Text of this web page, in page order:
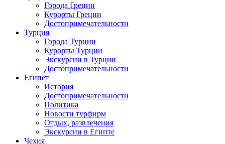
Города Греции
Курорты Греции
Достопримечательности
Турция
Города Турции
Курорты Турции
Экскурсии в Турции
Достопримечательности
Египет
История
Достопримечательности
Политика
Новости турфирм
Отдых, развлечения
Экскурсии в Египте
Чехия